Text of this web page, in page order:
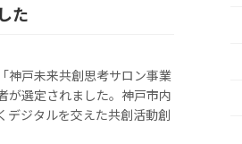
た
神戸未来共創思考サロン事業
が選定されました。神戸市内
デジタルを交えた共創活動創